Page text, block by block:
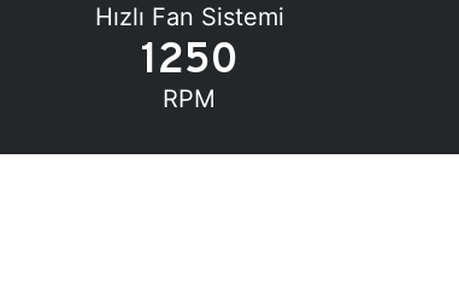
Hızlı Fan Sistemi
1250
RPM